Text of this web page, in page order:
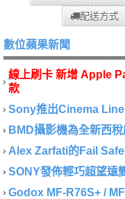
配送方式
數位蘋果新聞
線上刷卡 新增 Apple
款
Sony推出Cinema
BMD攝影機為全新西
Alex Zarfati的Fail
SONY發佈輕巧超望遠
Godox MF-R76S+ /